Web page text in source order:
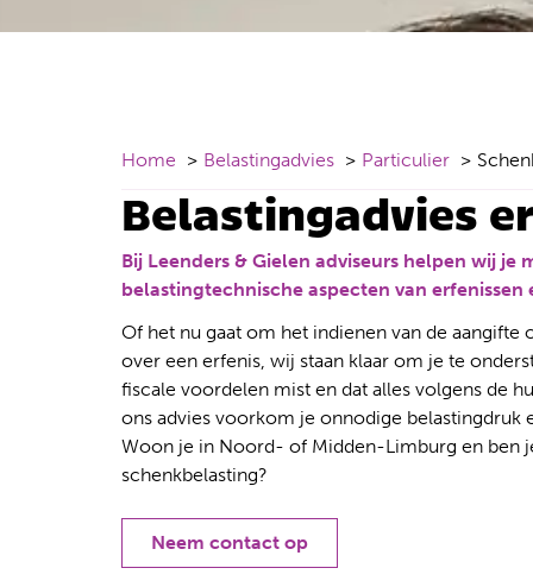
Home Belastingadvies Particulier
Belastingadvies
Bij Leenders & Gielen adviseurs helpen wij
belastingtechnische aspecten van erfenissen
Of het nu gaat om het indienen van de
over een erfenis, wij staan klaar om je te
fiscale voordelen mist en dat alles volgens de
ons advies voorkom je onnodige belastingdruk
Woon je in Noord- of Midden-Limburg en ben
schenkbelasting?
Neem contact op